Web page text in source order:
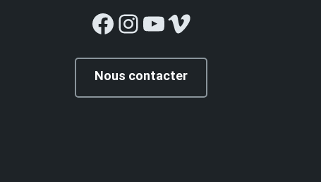
Facebook
Instagram
YouTube
Vimeo
Nous contacter